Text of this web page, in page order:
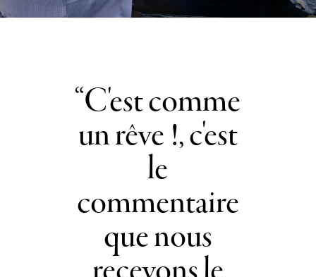
C'est comme
un rêve !, c'est
le
commentaire
que nous